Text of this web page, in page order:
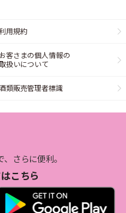
用規約
お客さまの個人情報の
扱いについて
類販売管理者標識
さらに便利。
こちら